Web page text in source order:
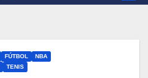
FÚTBOL
NBA
TENIS